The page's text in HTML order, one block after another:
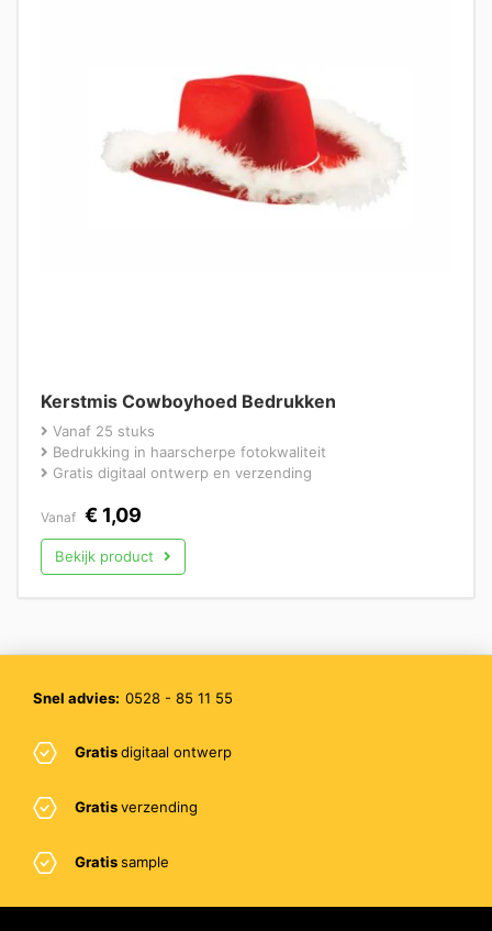
Kerstmis Cowboyhoed Bedrukken
Vanaf 25 stuks
Bedrukking in haarscherpe fotokwaliteit
Gratis digitaal ontwerp en verzending
Vanaf € 1,09
Bekijk product
Snel advies: 0528 - 85 11 55
Gratisdigitaal ontwerp
Gratisverzending
Gratissample